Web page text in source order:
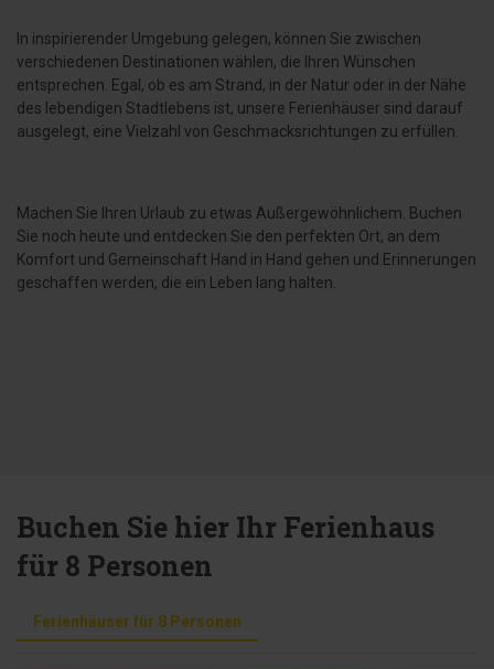
In inspirierender Umgebung gelegen, können Sie zwischen
verschiedenen Destinationen wählen, die Ihren Wünschen
entsprechen. Egal, ob es am Strand, in der Natur oder in der Nähe
des lebendigen Stadtlebens ist, unsere Ferienhäuser sind darauf
ausgelegt, eine Vielzahl von Geschmacksrichtungen zu erfüllen.
Machen Sie Ihren Urlaub zu etwas Außergewöhnlichem. Buchen
Sie noch heute und entdecken Sie den perfekten Ort, an dem
Komfort und Gemeinschaft Hand in Hand gehen und Erinnerungen
geschaffen werden, die ein Leben lang halten.
Buchen Sie hier Ihr Ferienhaus
für 8 Personen
Ferienhäuser für 8 Personen